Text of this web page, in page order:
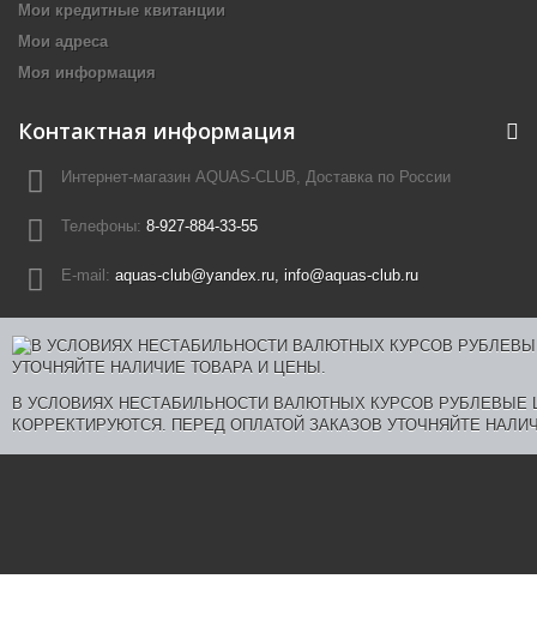
Мои кредитные квитанции
Мои адреса
Моя информация
Контактная информация
Интернет-магазин AQUAS-CLUB, Доставка по России
Телефоны: 8-927-884-33-55
E-mail: aquas-club@yandex.ru, info@aquas-club.ru
В УСЛОВИЯХ НЕСТАБИЛЬНОСТИ ВАЛЮТНЫХ КУРСОВ
КОРРЕКТИРУЮТСЯ. ПЕРЕД ОПЛАТОЙ ЗАКАЗОВ УТОЧНЯЙТЕ